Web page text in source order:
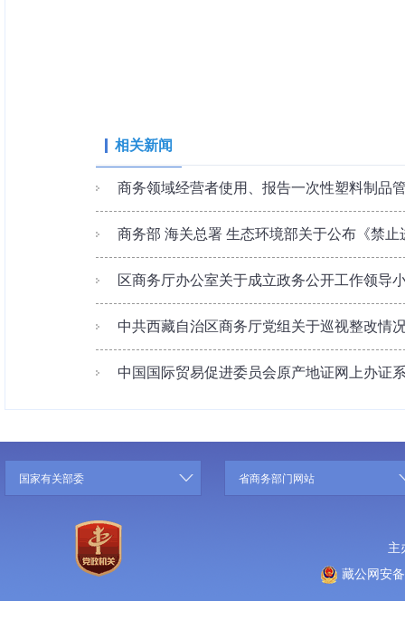
相关新闻
商务领域经营者使用、报告一次性塑料制品
商务部 海关总署 生态环境部关于公布《禁止
区商务厅办公室关于成立政务公开工作领导
中共西藏自治区商务厅党组关于巡视整改情
中国国际贸易促进委员会原产地证网上办证
国家有关部委 省商务部门网站
主
藏公网安